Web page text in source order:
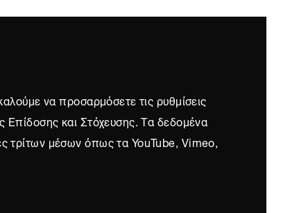
να προσαρμόσετε τις ρυθμίσεις
Επίδοσης και Στόχευσης. Τα δεδομένα
τρίτων μέσων όπως τα YouTube, Vimeo,